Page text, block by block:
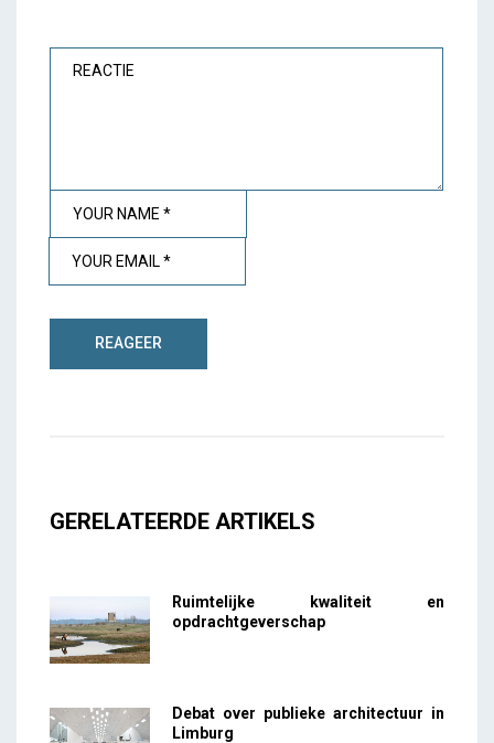
GERELATEERDE ARTIKELS
Ruimtelijke kwaliteit en
opdrachtgeverschap
Debat over publieke architectuur in
Limburg